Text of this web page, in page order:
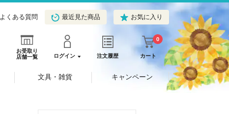
よくある質問 最近見た商品 お気に入り
お受取り
店舗一覧
ログイン 注文履歴 カート
0
文具・雑貨 キャンペーン